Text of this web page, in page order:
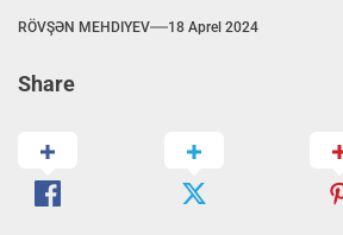
RÖVŞƏN MEHDIYEV 18 Aprel 2024
Share